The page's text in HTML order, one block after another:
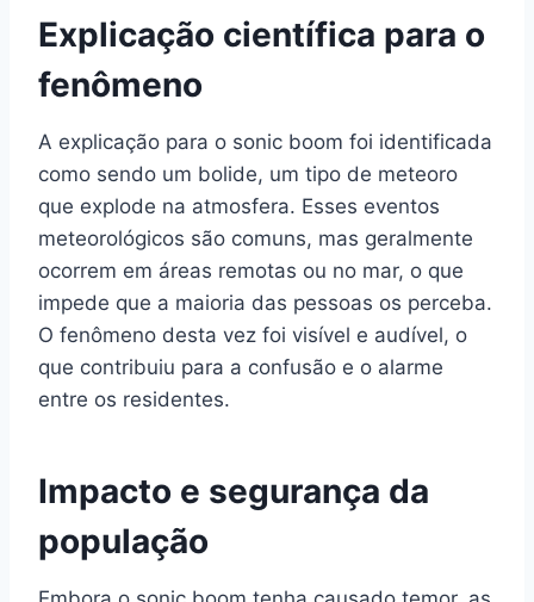
Explicação científica para o
fenômeno
A explicação para o sonic boom foi identificada
como sendo um bolide, um tipo de meteoro
que explode na atmosfera. Esses eventos
meteorológicos são comuns, mas geralmente
ocorrem em áreas remotas ou no mar, o que
impede que a maioria das pessoas os perceba.
O fenômeno desta vez foi visível e audível, o
que contribuiu para a confusão e o alarme
entre os residentes.
Impacto e segurança da
população